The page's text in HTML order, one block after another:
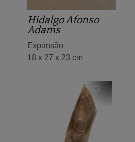
Hidalgo Afonso
Adams
Expansão
18 x 27 x 23 cm